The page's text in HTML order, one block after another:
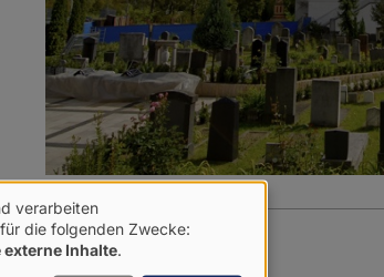
verarbeiten
die folgenden Zwecke:
externe Inhalte